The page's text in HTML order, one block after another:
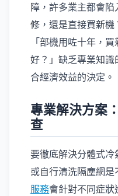
障，許多業主都會
修，還是直接買新機
「部機用咗十年，
好？」缺乏專業知
合經濟效益的決定。
專業解決方案
查
要徹底解決分體式
或自行清洗隔塵網
服務會針對不同症狀